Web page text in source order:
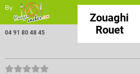
By
Zouaghi
Rouet
04 91 80 48 45